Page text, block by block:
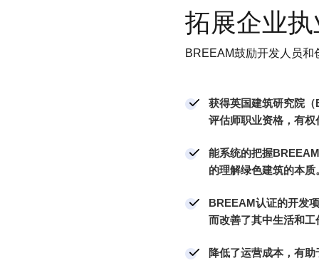
拓展企业
BREEAM鼓励开发人员
获得英国建筑研究院
评估师职业资格，有
能系统的把握
的理解绿色建筑的本质
BREEAM认证的开发
而改善了其中生活和
降低了运营成本，有